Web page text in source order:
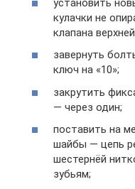
кулачки не
клапана
завернуть
ключ на «10»;
закрутить
— через один;
поставить на
шайбы — цепь
шестернёй
зубьям;